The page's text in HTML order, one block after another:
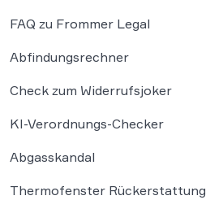
FAQ zu Frommer Legal
Abfindungsrechner
Check zum Widerrufsjoker
KI-Verordnungs-Checker
Abgasskandal
Thermofenster Rückerstattung